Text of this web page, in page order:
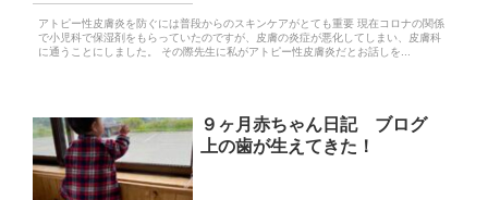
アトピー性皮膚炎を防ぐには普段からのスキンケアがとても重要 現在コロナの関係
で小児科で保湿剤をもらっていたのですが、皮膚の炎症が悪化してしまい、皮膚科
に通うことにしました。 その際先生に私がアトピー性皮膚炎だとお話しを...
９ヶ月赤ちゃん日記 ブログ
上の歯が生えてきた！